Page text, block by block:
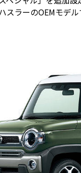
ラーのOEMモデル